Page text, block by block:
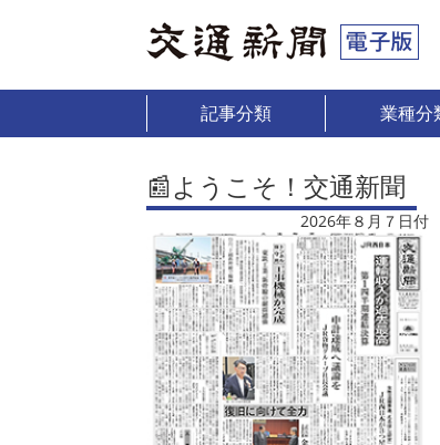
記事分類 業種分
📰ようこそ！交通新聞
2026年８月７日付